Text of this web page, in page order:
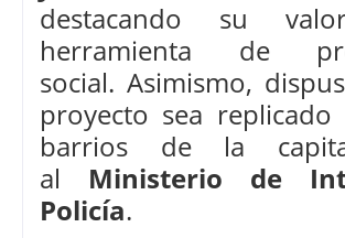
destacando su
herramienta de
social. Asimismo,
proyecto sea
barrios de la
al Ministerio de
Policía.